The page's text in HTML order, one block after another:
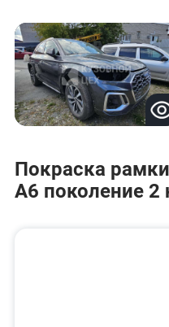
Покраска
A6 поколение 2